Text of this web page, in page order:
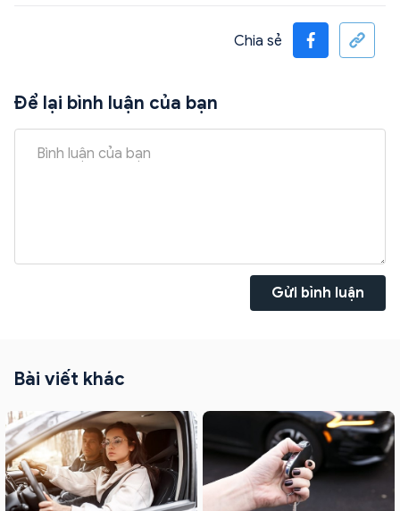
Chia sẻ
Để lại bình luận của bạn
Gửi bình luận
Bài viết khác